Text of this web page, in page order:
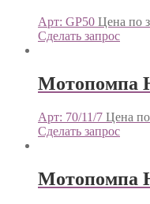
Арт: GP50 Цена по
Сделать запрос
Мотопомпа
Арт: 70/11/7 Цена
Сделать запрос
Мотопомпа